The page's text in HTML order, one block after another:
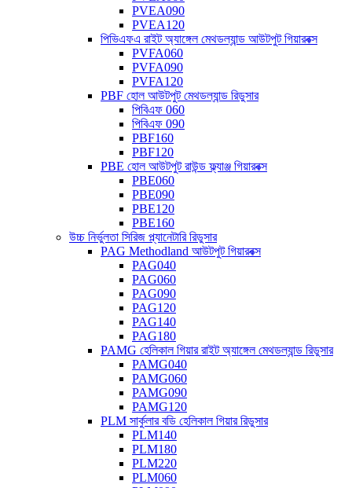
PVEA090
PVEA120
পিভিএফএ রাইট অ্যাঙ্গেল মেথডল্যান্ড আউটপুট গিয়ারবক্স
PVFA060
PVFA090
PVFA120
PBF হোল আউটপুট মেথডল্যান্ড রিডুসার
পিবিএফ 060
পিবিএফ 090
PBF160
PBF120
PBE হোল আউটপুট রাউন্ড ফ্ল্যাঞ্জ গিয়ারবক্স
PBE060
PBE090
PBE120
PBE160
উচ্চ নির্ভুলতা সিরিজ প্ল্যানেটারি রিডুসার
PAG Methodland আউটপুট গিয়ারবক্স
PAG040
PAG060
PAG090
PAG120
PAG140
PAG180
PAMG হেলিকাল গিয়ার রাইট অ্যাঙ্গেল মেথডল্যান্ড রিডুসার
PAMG040
PAMG060
PAMG090
PAMG120
PLM সার্কুলার বডি হেলিকাল গিয়ার রিডুসার
PLM140
PLM180
PLM220
PLM060